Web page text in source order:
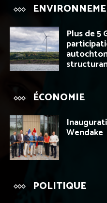
Plus de 5
ÉCONOMIE
Wendake
POLITIQUE